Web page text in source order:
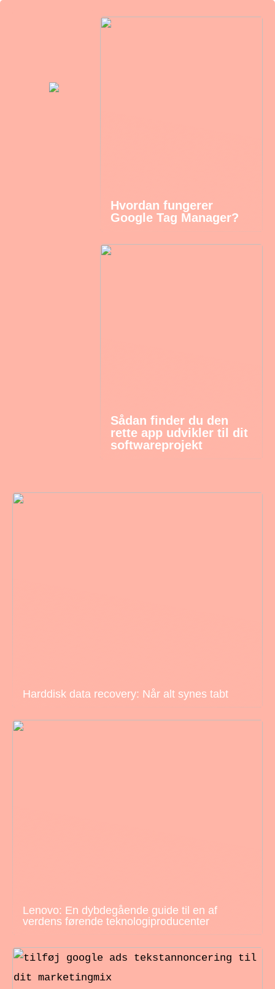
Hvordan fungerer
Google Tag Manager?
Sådan finder du den
rette app udvikler til dit
softwareprojekt
Harddisk data recovery: Når alt synes tabt
Lenovo: En dybdegående guide til en af
verdens førende teknologiproducenter